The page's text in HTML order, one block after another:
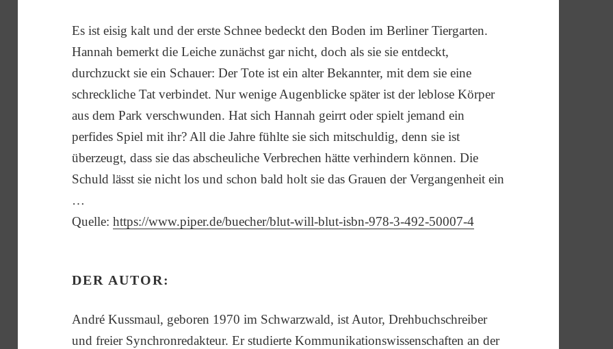
Es ist eisig kalt und der erste Schnee bedeckt den Boden im Berliner Tiergarten.
Hannah bemerkt die Leiche zunächst gar nicht, doch als sie sie entdeckt,
durchzuckt sie ein Schauer: Der Tote ist ein alter Bekannter, mit dem sie eine
schreckliche Tat verbindet. Nur wenige Augenblicke später ist der leblose Körper
aus dem Park verschwunden. Hat sich Hannah geirrt oder spielt jemand ein
perfides Spiel mit ihr? All die Jahre fühlte sie sich mitschuldig, denn sie ist
überzeugt, dass sie das abscheuliche Verbrechen hätte verhindern können. Die
Schuld lässt sie nicht los und schon bald holt sie das Grauen der Vergangenheit ein
…
Quelle:https://www.piper.de/buecher/blut-will-blut-isbn-978-3-492-50007-4
DER AUTOR:
André Kussmaul, geboren 1970 im Schwarzwald, ist Autor, Drehbuchschreiber
und freier Synchronredakteur. Er studierte Kommunikationswissenschaften an der